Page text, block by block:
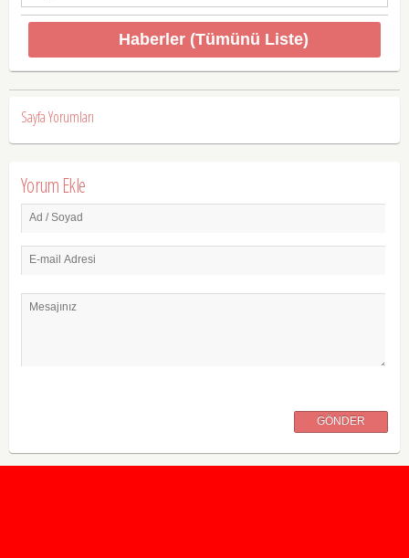
Haberler (Tümünü Liste)
Sayfa Yorumları
Yorum Ekle
Ad / Soyad
E-mail Adresi
Mesajınız
GÖNDER